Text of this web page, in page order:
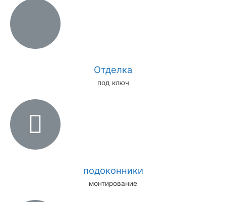
Отделка
под ключ
подоконники
монтирование